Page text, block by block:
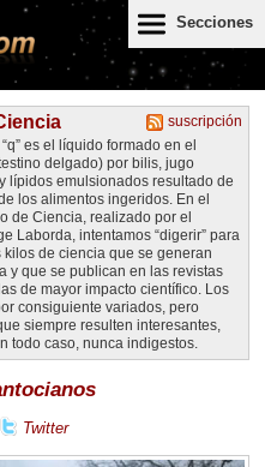
Secciones
suscripción
es el líquido formado en el
delgado) por bilis, jugo
lípidos emulsionados resultado de
los alimentos ingeridos. En el
de Ciencia, realizado por el
Laborda, intentamos “digerir” para
kilos de ciencia que se generan
y que se publican en las revistas
de mayor impacto científico. Los
consiguiente variados, pero
siempre resulten interesantes,
todo caso, nunca indigestos.
Twitter